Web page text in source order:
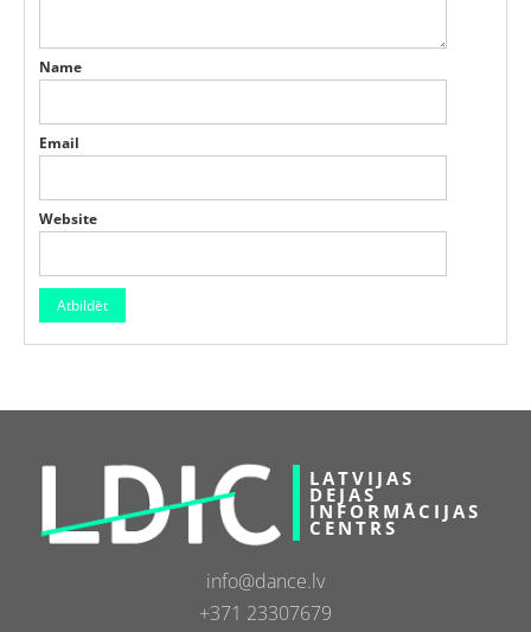
Name
Email
Website
LATVIJAS
DEJAS
INFORMĀCIJAS
CENTRS
info@dance.lv
+371 23307679